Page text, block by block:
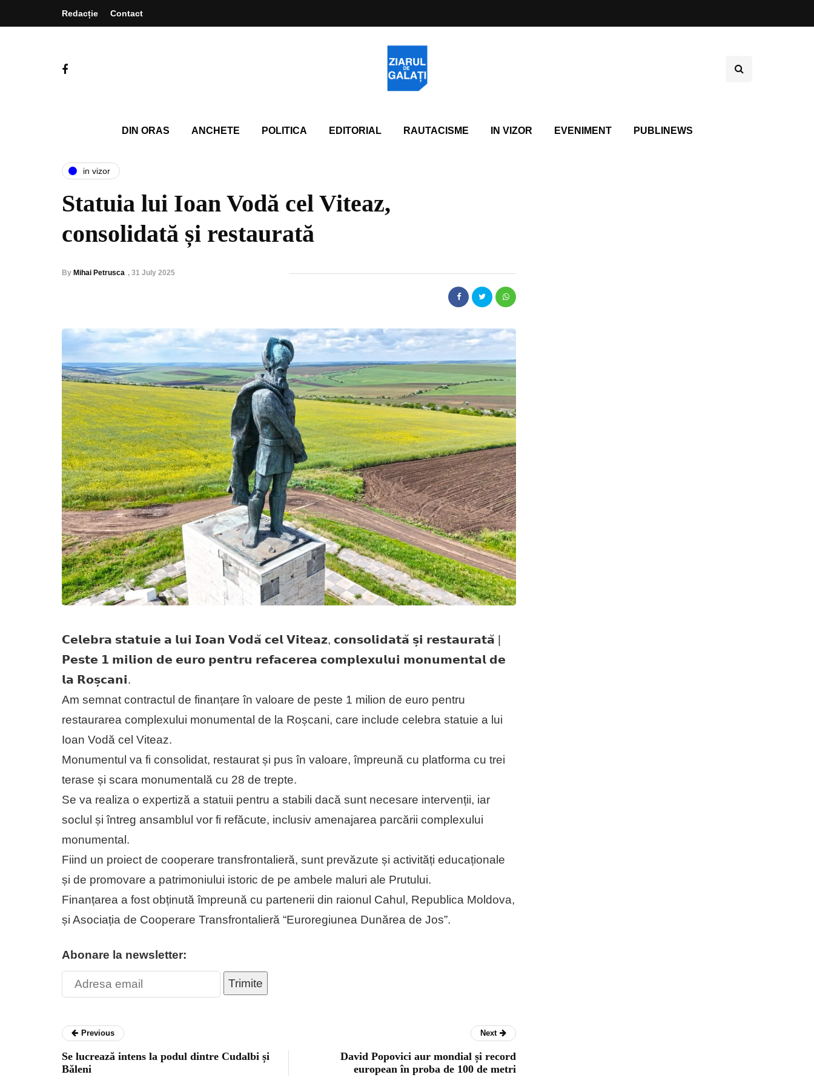
Redacție Contact
DIN ORAS ANCHETE POLITICA EDITORIAL RAUTACISME IN VIZOR EVENIMENT PUBLINEWS
in vizor
Statuia lui Ioan Vodă cel Viteaz,
consolidată și restaurată
By Mihai Petrusca , 31 July 2025
𝗖𝗲𝗹𝗲𝗯𝗿𝗮 𝘀𝘁𝗮𝘁𝘂𝗶𝗲 𝗮 𝗹𝘂𝗶 𝗜𝗼𝗮𝗻 𝗩𝗼𝗱𝗮̆ 𝗰𝗲𝗹 𝗩𝗶𝘁𝗲𝗮𝘇, 𝗰𝗼𝗻𝘀𝗼𝗹𝗶𝗱𝗮𝘁𝗮̆ 𝘀̦𝗶 𝗿𝗲𝘀𝘁𝗮𝘂𝗿𝗮𝘁𝗮̆ |
𝗣𝗲𝘀𝘁𝗲 𝟭 𝗺𝗶𝗹𝗶𝗼𝗻 𝗱𝗲 𝗲𝘂𝗿𝗼 𝗽𝗲𝗻𝘁𝗿𝘂 𝗿𝗲𝗳𝗮𝗰𝗲𝗿𝗲𝗮 𝗰𝗼𝗺𝗽𝗹𝗲𝘅𝘂𝗹𝘂𝗶 𝗺𝗼𝗻𝘂𝗺𝗲𝗻𝘁𝗮𝗹 𝗱𝗲
𝗹𝗮 𝗥𝗼𝘀̦𝗰𝗮𝗻𝗶.
Am semnat contractul de finanțare în valoare de peste 1 milion de euro pentru
restaurarea complexului monumental de la Roșcani, care include celebra statuie a lui
Ioan Vodă cel Viteaz.
Monumentul va fi consolidat, restaurat și pus în valoare, împreună cu platforma cu trei
terase și scara monumentală cu 28 de trepte.
Se va realiza o expertiză a statuii pentru a stabili dacă sunt necesare intervenții, iar
soclul și întreg ansamblul vor fi refăcute, inclusiv amenajarea parcării complexului
monumental.
Fiind un proiect de cooperare transfrontalieră, sunt prevăzute și activități educaționale
și de promovare a patrimoniului istoric de pe ambele maluri ale Prutului.
Finanțarea a fost obținută împreună cu partenerii din raionul Cahul, Republica Moldova,
și Asociația de Cooperare Transfrontalieră “Euroregiunea Dunărea de Jos”.
Abonare la newsletter:
Trimite
Previous
Se lucrează intens la podul dintre Cudalbi și
Băleni
Next
David Popovici aur mondial și record
european în proba de 100 de metri